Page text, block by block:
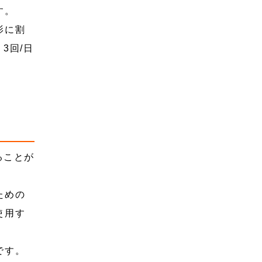
に割
回/日
ことが
めの
用す
。